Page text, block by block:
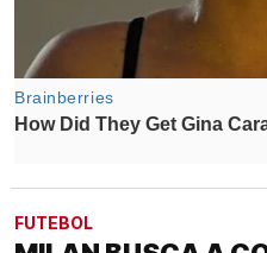
FUTEBOL